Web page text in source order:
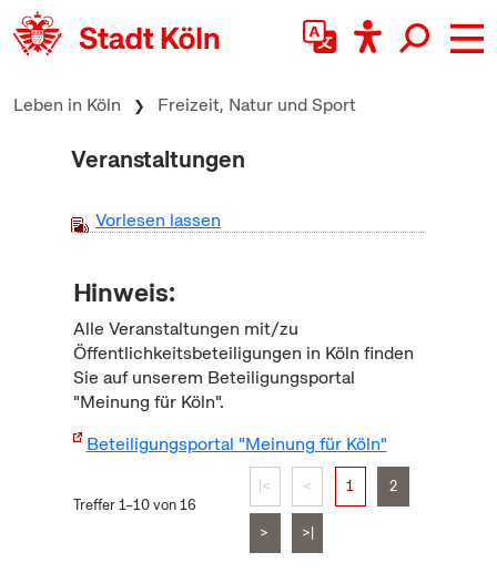
zum Inhalt springen
Leben in Köln Freizeit, Natur und Sport
Veranstaltungen
Vorlesen lassen
Hinweis:
Alle Veranstaltungen mit/zu
Öffentlichkeitsbeteiligungen in Köln finden
Sie auf unserem Beteiligungsportal
"Meinung für Köln".
Beteiligungsportal "Meinung für Köln"
Treffer 1–10 von 16
|< < 1 2
> >|